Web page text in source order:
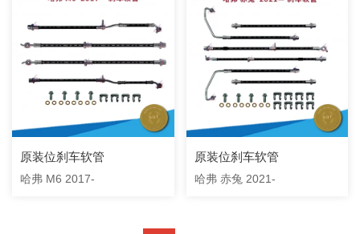
原装位刹车软管
哈弗 M6 2017-
原装位刹车软管
哈弗 赤兔 2021-